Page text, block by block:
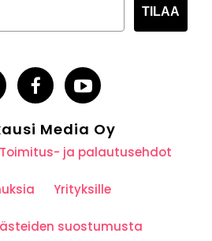
TILAA
Media Oy
Toimitus- ja palautusehdot
Yrityksille
suostumusta